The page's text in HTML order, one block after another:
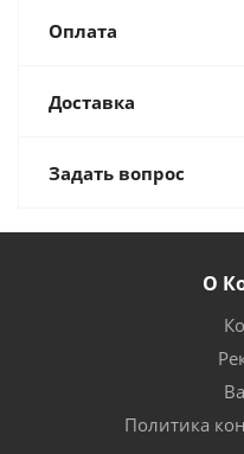
Оплата
Доставка
Задать вопрос
О
Политика